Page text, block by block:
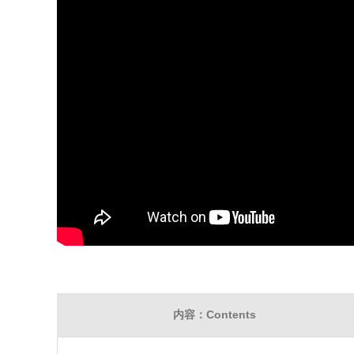
内容：Contents